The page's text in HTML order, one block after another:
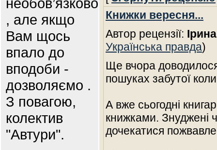
, але якщо
Вам щось
впало до
вподоби -
дозволяємо .
З повагою,
колектив
"Автури".
Книжки вересня...
Автор рецензії:
Українська правда)
Ще вчора
пошуках забутої
А вже сьогодні
книжками. Знуджені
дочекатися